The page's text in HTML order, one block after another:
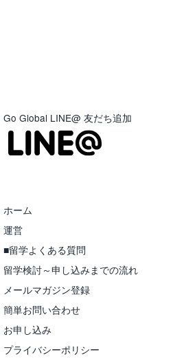
Go Global LINE@ 友だち追加
ホーム
運営
■留学よくある質問
留学検討～申し込みまでの流れ
メールマガジン登録
簡単お問い合わせ
お申し込み
プライバシーポリシー